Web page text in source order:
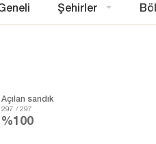
Şehirler
Açılan sandık
297 / 297
%100